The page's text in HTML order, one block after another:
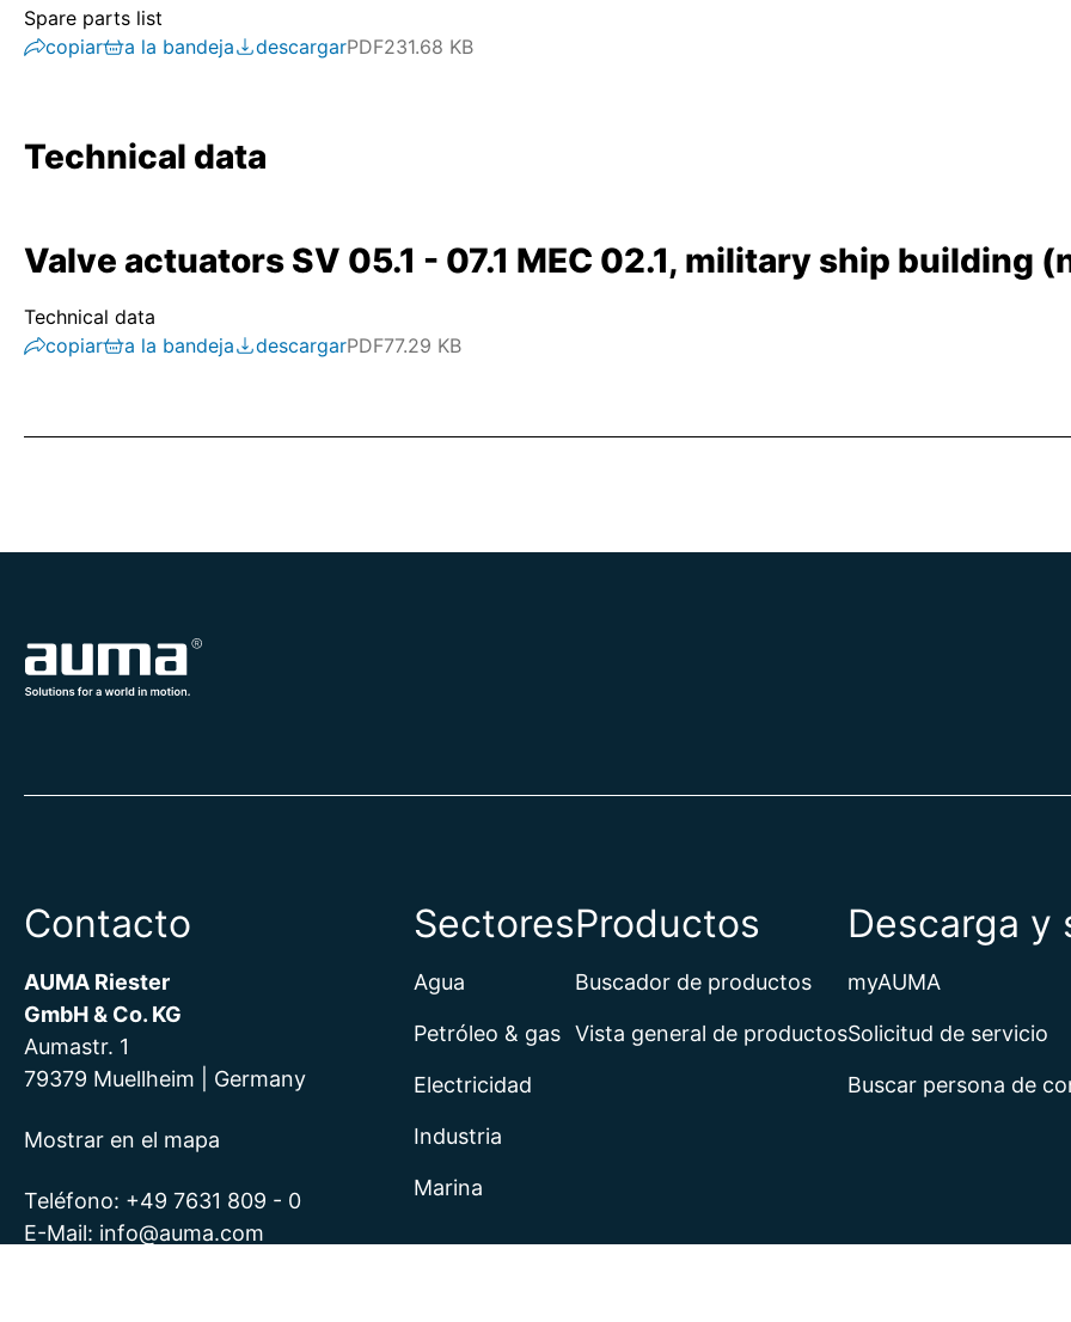
Spare parts list
copiar
a la bandeja descargarPDF231.68 KB
Technical data
Valve actuators SV 05.1 - 07.1 MEC 02.1, military ship building
Technical data
copiar
a la bandeja descargarPDF77.29 KB
Contacto
AUMA Riester
GmbH & Co. KG
Aumastr. 1
79379 Muellheim | Germany
Mostrar en el mapa
Teléfono: +49 7631 809 - 0
E-Mail: info@auma.com
Sectores
Agua
Petróleo & gas
Electricidad
Industria
Marina
Productos
Buscador de productos
Vista general de productos
Descarga y
myAUMA
Solicitud de servicio
Buscar persona de